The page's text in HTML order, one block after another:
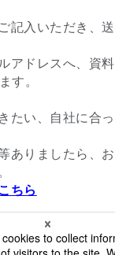
記入いただき、
アドレスへ、資
す。
たい、自社に合
ありましたら、
ちら
ダウンロード（無